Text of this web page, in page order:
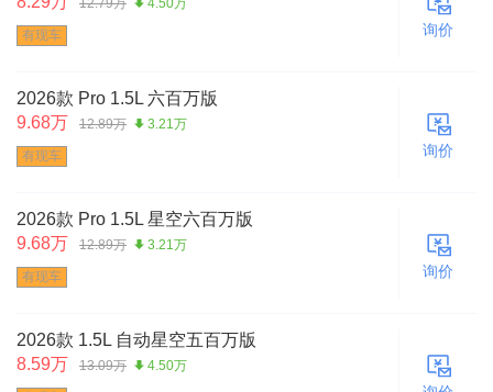
12.79万 4.50万
有现车 询价
2026款 Pro 1.5L 六百万版
9.68万
12.89万 3.21万
有现车 询价
2026款 Pro 1.5L 星空六百万版
9.68万
12.89万 3.21万
有现车 询价
2026款 1.5L 自动星空五百万版
8.59万
13.09万 4.50万